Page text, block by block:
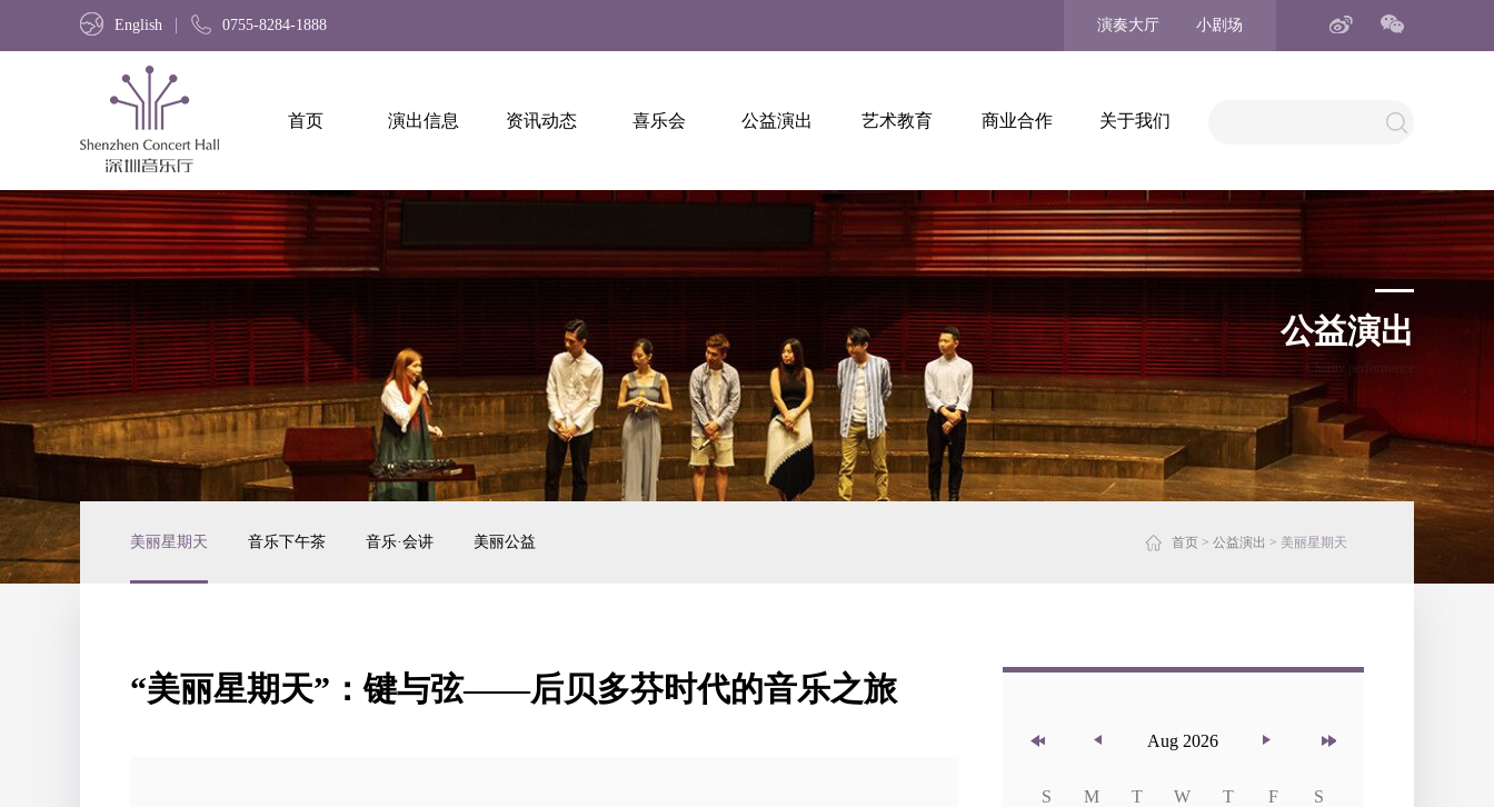
English 0755-8284-1888 演奏大厅 小剧场
首页 演出信息 资讯动态 喜乐会 公益演出 艺术教育 商业合作 关于我们
公益演出
Charity performance
美丽星期天 音乐下午茶 音乐·会讲 美丽公益 首页 > 公益演出 > 美丽星期天
“美丽星期天”：键与弦——后贝多芬时代的音乐之旅
Aug 2026
S M T W T F S